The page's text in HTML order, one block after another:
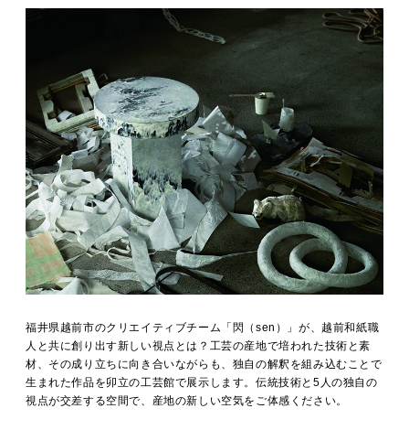
福井県越前市のクリエイティブチーム「閃（sen）」が、越前和紙職
人と共に創り出す新しい視点とは？工芸の産地で培われた技術と素
材、その成り立ちに向き合いながらも、独自の解釈を組み込むことで
生まれた作品を卯立の工芸館で展示します。伝統技術と5人の独自の
視点が交差する空間で、産地の新しい空気をご体感ください。